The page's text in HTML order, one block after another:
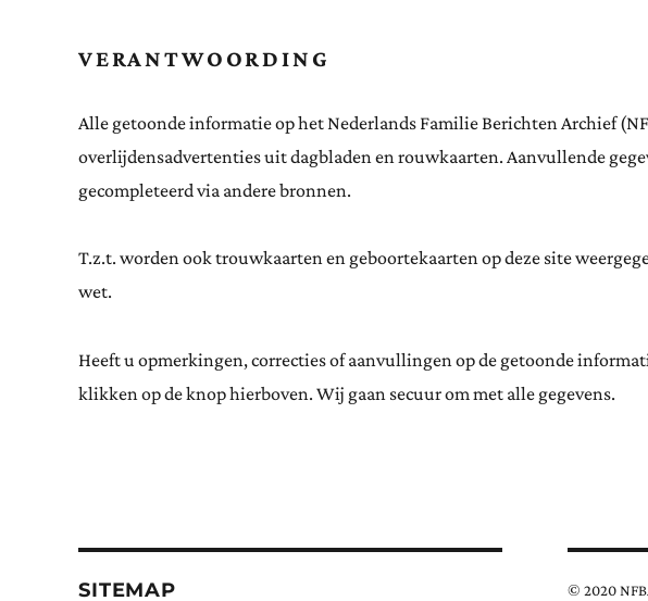
VERANTWOORDING
Alle getoonde informatie op het Nederlands Familie Berichten Archief
overlijdensadvertenties uit dagbladen en rouwkaarten. Aanvullende
gecompleteerd via andere bronnen.
T.z.t. worden ook trouwkaarten en geboortekaarten op deze site
wet.
Heeft u opmerkingen, correcties of aanvullingen op de getoonde
klikken op de knop hierboven. Wij gaan secuur om met alle gegevens.
SITEMAP © 2020